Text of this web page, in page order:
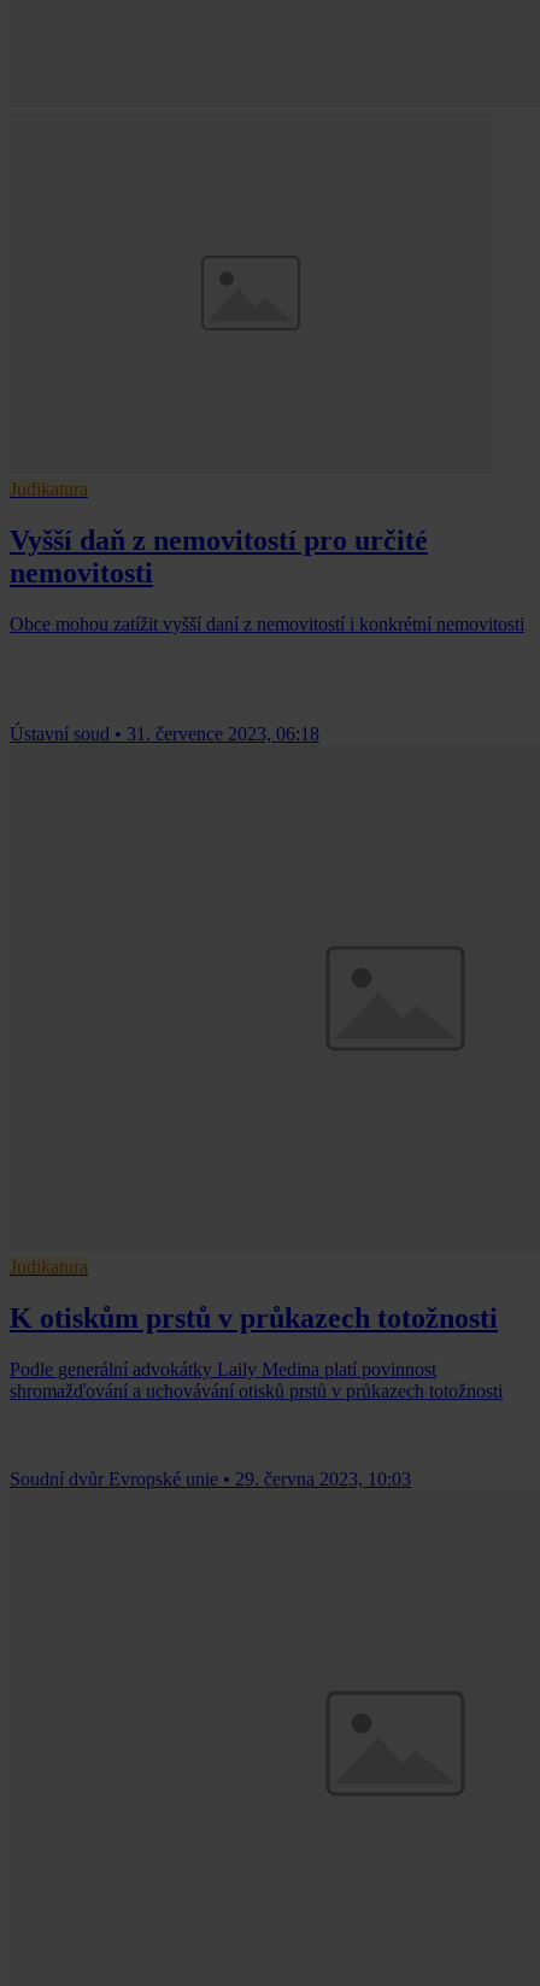
Judikatura
Vyšší daň z nemovitostí pro určité
nemovitosti
Obce mohou zatížit vyšší daní z nemovitostí i konkrétní nemovitosti
Ústavní soud • 31. července 2023, 06:18
Judikatura
K otiskům prstů v průkazech totožnosti
Podle generální advokátky Laily Medina platí povinnost
shromažďování a uchovávání otisků prstů v průkazech totožnosti
Soudní dvůr Evropské unie • 29. června 2023, 10:03